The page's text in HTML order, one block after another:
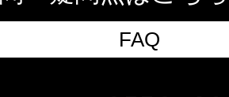
FAQ